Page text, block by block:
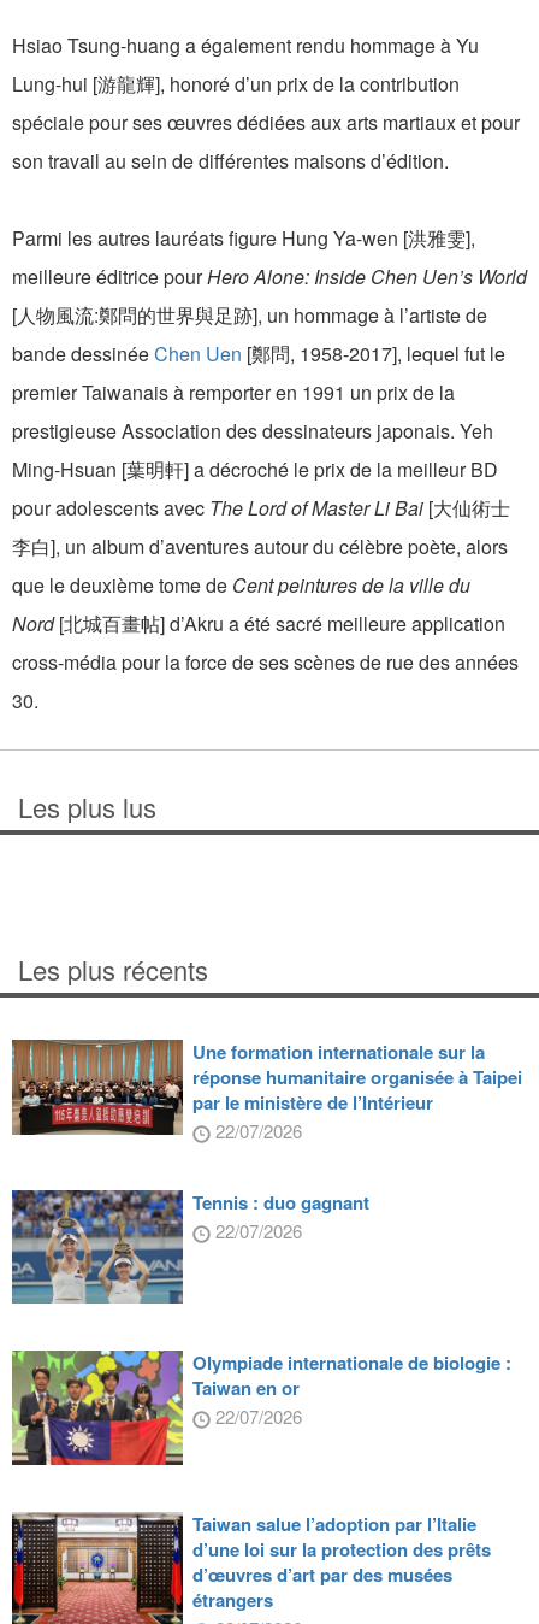
Hsiao Tsung-huang a également rendu hommage à Yu
Lung-hui [游龍輝], honoré d’un prix de la contribution
spéciale pour ses œuvres dédiées aux arts martiaux et pour
son travail au sein de différentes maisons d’édition.
Parmi les autres lauréats figure Hung Ya-wen [洪雅雯],
meilleure éditrice pourHero Alone: Inside Chen Uen’s World
[人物風流:鄭問的世界與足跡], un hommage à l’artiste de
bande dessinéeChen Uen [鄭問, 1958-2017], lequel fut le
premier Taiwanais à remporter en 1991 un prix de la
prestigieuse Association des dessinateurs japonais. Yeh
Ming-Hsuan [葉明軒] a décroché le prix de la meilleur BD
pour adolescents avec The Lord of Master Li Bai [大仙術士
李白], un album d’aventures autour du célèbre poète, alors
que le deuxième tome de Cent peintures de la ville du
Nord[北城百畫帖] d’Akru a été sacré meilleure application
cross-média pour la force de ses scènes de rue des années
30.
Les plus lus
Les plus récents
Une formation internationale sur la
réponse humanitaire organisée à Taipei
par le ministère de l’Intérieur
22/07/2026
Tennis : duo gagnant
22/07/2026
Olympiade internationale de biologie :
Taiwan en or
22/07/2026
Taiwan salue l’adoption par l’Italie
d’une loi sur la protection des prêts
d’œuvres d’art par des musées
étrangers